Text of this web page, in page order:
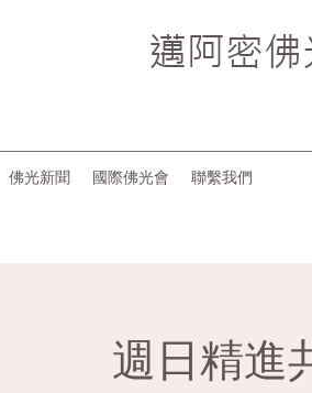
邁阿密佛
佛光新聞 國際佛光會 聯繫我們
週日精進